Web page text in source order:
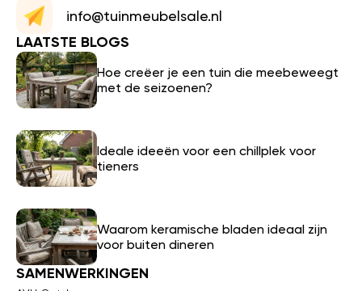
info@tuinmeubelsale.nl
LAATSTE BLOGS
Hoe creëer je een tuin die meebeweegt
met de seizoenen?
Ideale ideeën voor een chillplek voor
tieners
Waarom keramische bladen ideaal zijn
voor buiten dineren
SAMENWERKINGEN